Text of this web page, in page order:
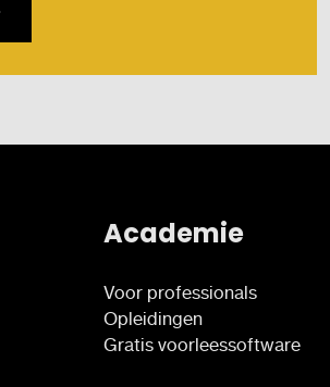
Academie
Voor professionals
Opleidingen
Gratis voorleessoftware